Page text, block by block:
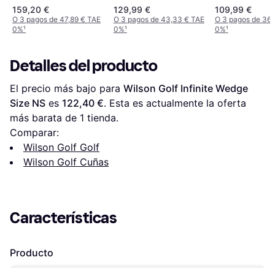
159,20 €
O 3 pagos de 47,89 € TAE
0%¹
129,99 €
O 3 pagos de 43,33 € TAE
0%¹
Palo de Golf
Wedge Flex
109,99 €
O 3 pagos de
0%¹
Detalles del producto
El precio más bajo para Wilson Golf Infinite Wedge
Size NS es 122,40 €. Esta es actualmente la oferta
más barata de 1 tienda.
Comparar:
Wilson Golf Golf
Wilson Golf Cuñas
Características
Producto